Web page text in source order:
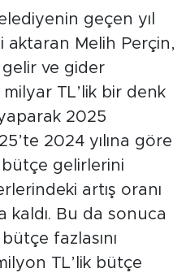
geçen yıl
aktaran Melih Perçin,
gelir ve gider
TL’lik bir denk
2025
2024 yılına göre
gelirlerini
artış oranı
kaldı. Bu da sonuca
fazlasını
TL’lik bütçe